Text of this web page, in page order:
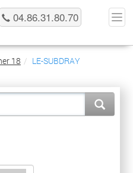
04.86.31.80.70
18 LE-SUBDRAY